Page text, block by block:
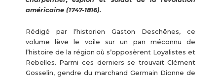
américaine (1747-1816).
Rédigé par l’historien Gaston Deschênes, ce
volume lève le voile sur un pan méconnu de
l’histoire de la région où s’opposèrent Loyalistes et
Rebelles. Parmi ces derniers se trouvait Clément
Gosselin, gendre du marchand Germain Dionne de